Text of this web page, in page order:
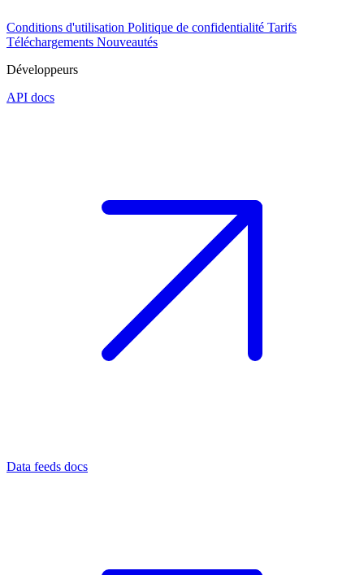
Conditions d'utilisation Politique de confidentialité Tarifs
Téléchargements Nouveautés
Développeurs
API docs
Data feeds docs